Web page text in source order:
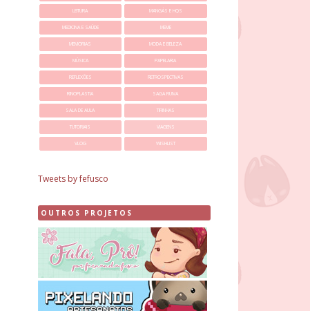
LEITURA MANGÁS E HQS
MEDICINA E SAÚDE MEME
MEMORIAS MODA E BELEZA
MÚSICA PAPELARIA
REFLEXÕES RETROSPECTIVAS
RINOPLASTIA SAGA RUIVA
SALA DE AULA TIRINHAS
TUTORIAIS VIAGENS
VLOG WISHLIST
Tweets by fefusco
OUTROS PROJETOS